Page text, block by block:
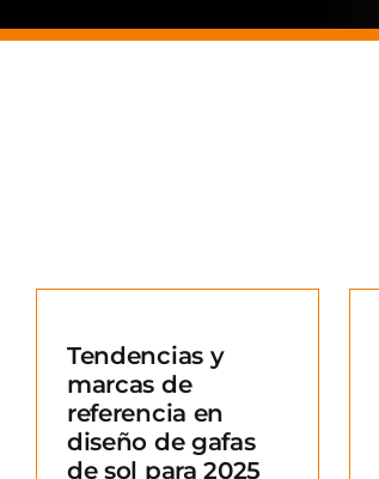
Tendencias y
marcas de
referencia en
diseño de gafas
de sol para 2025
Comparativa: Ray-
Ban Wayfarer vs
Tom Ford Fausto